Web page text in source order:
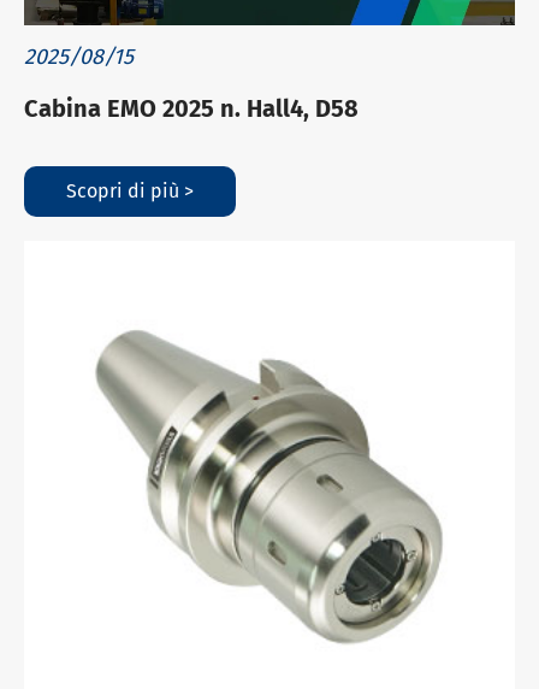
2025/08/15
Cabina EMO 2025 n. Hall4, D58
Scopri di più >